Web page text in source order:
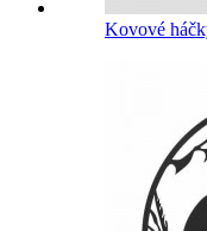
Kovové